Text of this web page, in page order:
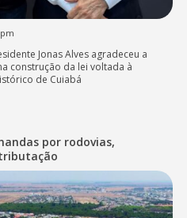
Jonas Alves agradeceu a
construção da lei voltada à
de Cuiabá
por rodovias,